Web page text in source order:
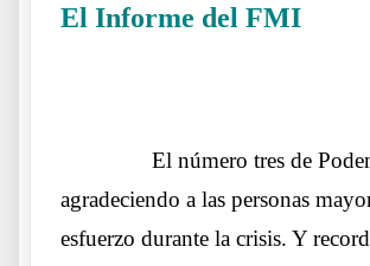
El Informe del FMI
El número tres de
agradeciendo a las personas
esfuerzo durante la crisis. Y